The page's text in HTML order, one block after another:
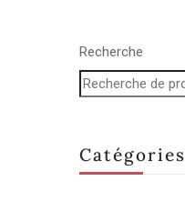
Recherche
Catégories